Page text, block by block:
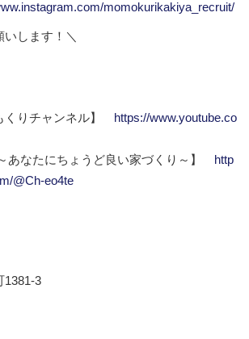
momokurikakiya_recruit/
いします！＼
くりチャンネル】
https://www.youtube.co
あなたにちょうど良い家づくり～】
http
@Ch-eo4te
1381-3